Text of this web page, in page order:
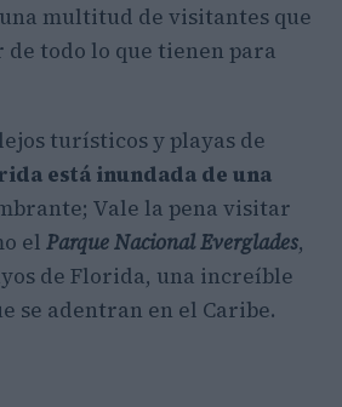
multitud de visitantes que
todo lo que tienen para
turísticos y playas de
está inundada de una
Vale la pena visitar
el Parque Nacional Everglades,
de Florida, una increíble
se adentran en el Caribe.